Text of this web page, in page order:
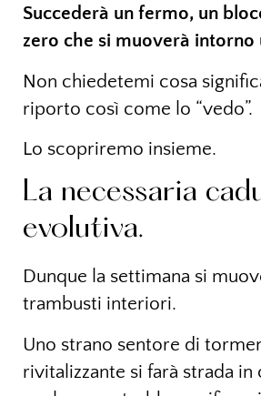
Succederà un fermo, un
zero che si muoverà intorno
Non chiedetemi cosa
riporto così come lo “vedo”.
Lo scopriremo insieme.
La necessaria
evolutiva.
Dunque la settimana si
trambusti interiori.
Uno strano sentore di
rivitalizzante si farà strada in